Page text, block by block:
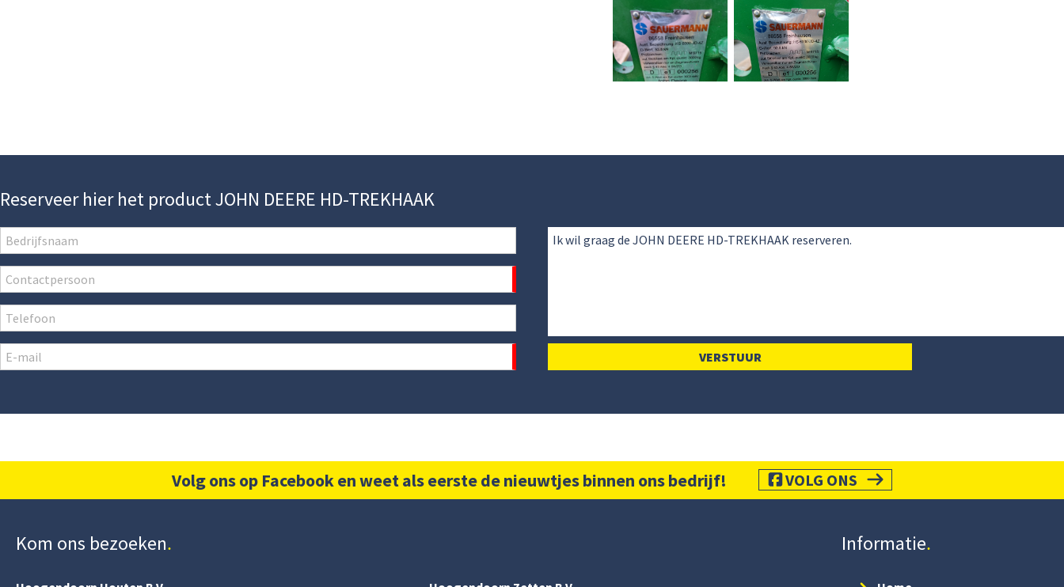
Reserveer hier het product JOHN DEERE HD-TREKHAAK
Volg ons op Facebook en weet als eerste de nieuwtjes binnen ons bedrijf! VOLG ONS
Kom ons bezoeken Informatie